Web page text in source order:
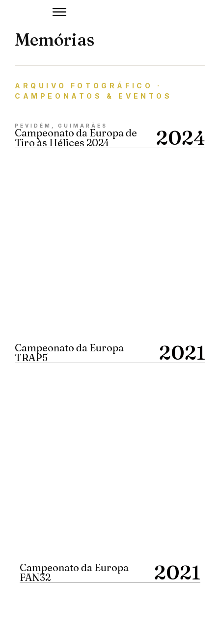
Memórias
ARQUIVO FOTOGRÁFICO ·
CAMPEONATOS & EVENTOS
PEVIDÉM, GUIMARÃES
Campeonato da Europa de
Tiro às Hélices 2024
2024
Campeonato da Europa
TRAP5
2021
Campeonato da Europa
FAN32
2021